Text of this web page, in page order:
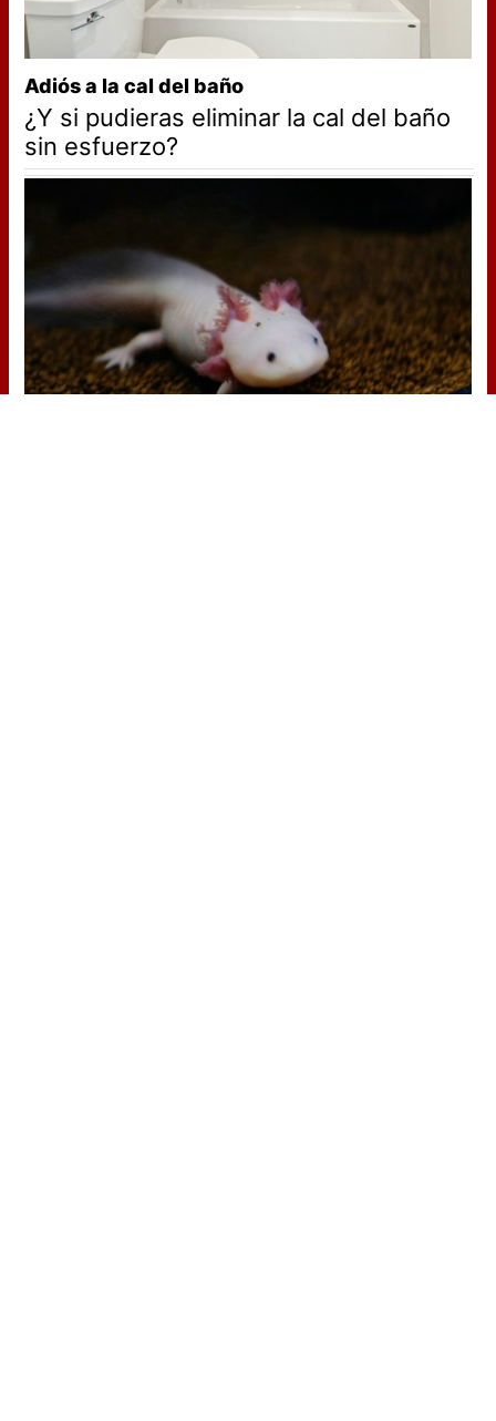
Adiós a la cal del baño
¿Y si pudieras eliminar la cal del baño
sin esfuerzo?